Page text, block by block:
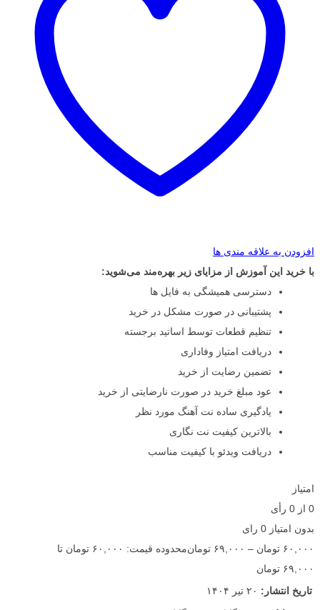
افزودن به علاقه مندی ها
با خرید این آموزش از مزایای زیر بهره‌مند می‌شوید:
دسترسی همیشگی به فایل ها
پشتیبانی در صورت مشکل در خرید
تنظیم قطعات توسط اساتید برجسته
دریافت امتیاز وفاداری
تضمین رضایت از خرید
عود مبلغ خرید در صورت نارضایتی از خرید
یادگیری ساده نت آهنگ مورد نظر
بالاترین کیفیت نت نگاری
دریافت ویدئو با کیفیت مناسب
امتیاز
0 از 0 رأی
بدون امتیاز 0 رای
۶۰,۰۰۰ تومان – ۶۹,۰۰۰ تومان
محدوده قیمت: ۶۰,۰۰۰ تومان تا
۶۹,۰۰۰ تومان
تاریخ انتشار: ۲۰ تیر ۱۴۰۴